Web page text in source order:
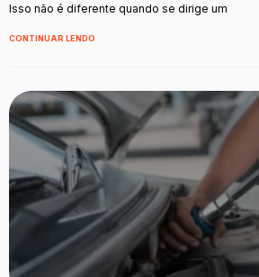
Isso não é diferente quando se dirige um
CONTINUAR LENDO